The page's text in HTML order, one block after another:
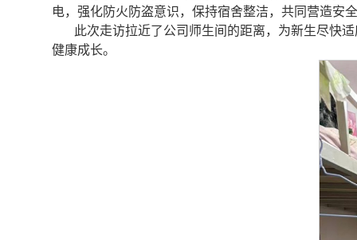
电，强化防火防盗意识，保持宿舍整洁，共同营造安
此次走访拉近了公司师生间的距离，为新生尽快
健康成长。